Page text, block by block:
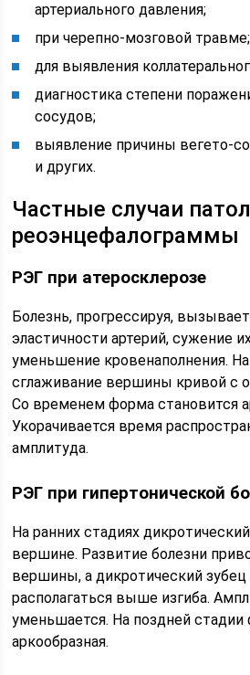
артериального давления;
при черепно-мозговой травме;
для выявления
диагностика степени
сосудов;
выявление причины вегето-
и других.
Частные случаи
реоэнцефалограммы
РЭГ при атеросклерозе
Болезнь, прогрессируя,
эластичности артерий, сужение
уменьшение кровенаполнения.
сглаживание вершины кривой с
Со временем форма становится
Укорачивается время
амплитуда.
РЭГ при гипертонической
На ранних стадиях
вершине. Развитие болезни
вершины, а дикротический
располагаться выше изгиба.
уменьшается. На поздней
аркообразная.